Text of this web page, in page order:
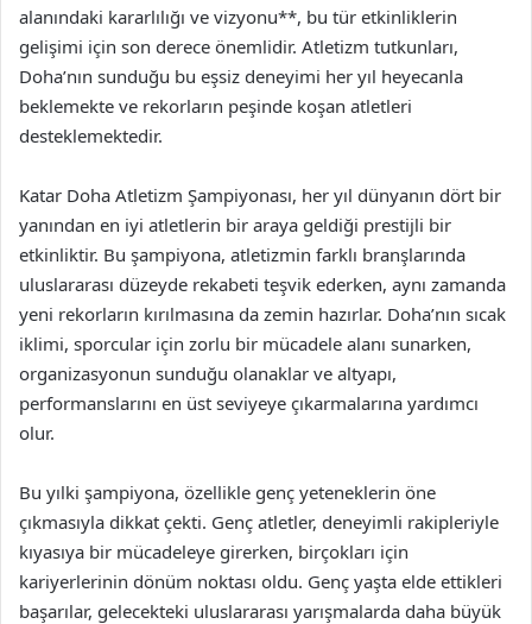
alanındaki kararlılığı ve vizyonu**, bu tür etkinliklerin
gelişimi için son derece önemlidir. Atletizm tutkunları,
Doha’nın sunduğu bu eşsiz deneyimi her yıl heyecanla
beklemekte ve rekorların peşinde koşan atletleri
desteklemektedir.
Katar Doha Atletizm Şampiyonası, her yıl dünyanın dört bir
yanından en iyi atletlerin bir araya geldiği prestijli bir
etkinliktir. Bu şampiyona, atletizmin farklı branşlarında
uluslararası düzeyde rekabeti teşvik ederken, aynı zamanda
yeni rekorların kırılmasına da zemin hazırlar. Doha’nın sıcak
iklimi, sporcular için zorlu bir mücadele alanı sunarken,
organizasyonun sunduğu olanaklar ve altyapı,
performanslarını en üst seviyeye çıkarmalarına yardımcı
olur.
Bu yılki şampiyona, özellikle genç yeteneklerin öne
çıkmasıyla dikkat çekti. Genç atletler, deneyimli rakipleriyle
kıyasıya bir mücadeleye girerken, birçokları için
kariyerlerinin dönüm noktası oldu. Genç yaşta elde ettikleri
başarılar, gelecekteki uluslararası yarışmalarda daha büyük